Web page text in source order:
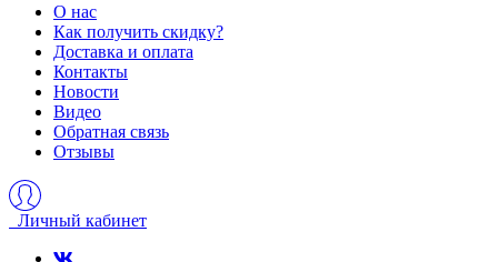
О нас
Как получить скидку?
Доставка и оплата
Контакты
Новости
Видео
Обратная связь
Отзывы
Личный кабинет